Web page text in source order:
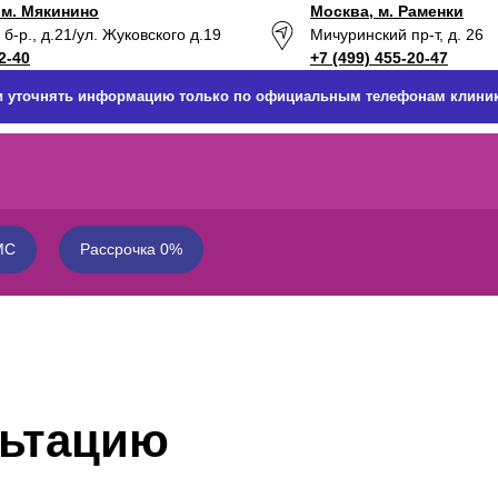
Мякинино
б-р., д.21/ул. Жуковского д.19
40
Москва, м. Раменки
Мичуринский пр-т, д. 26
+7 (499) 455-20-47
уточнять информацию только по официальным телефонам
Рассрочка 0%